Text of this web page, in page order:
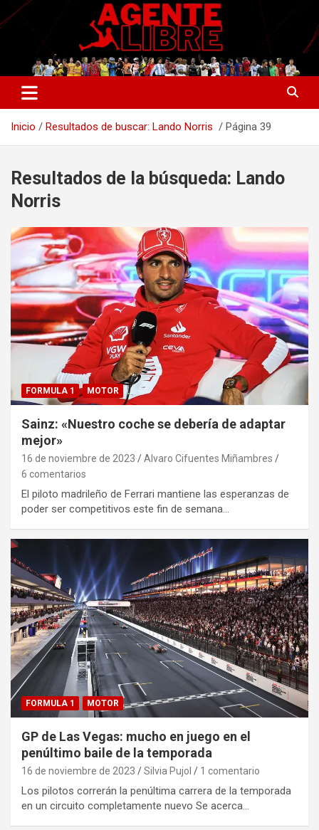
Saltar
al
Agente Libre Digital
La nueva generación del periodismo deportivo.
Inicio Resultados de buscar: Lando Norris Página 39
Resultados de la búsqueda: Lando
Norris
FORMULA 1 MOTOR
Sainz: «Nuestro coche se debería de adaptar
mejor»
16 de noviembre de 2023
Alvaro Cifuentes Miñambres
6 comentarios
El piloto madrileño de Ferrari mantiene las esperanzas de
poder ser competitivos este fin de semana…
FORMULA 1 MOTOR
GP de Las Vegas: mucho en juego en el
penúltimo baile de la temporada
16 de noviembre de 2023 Silvia Pujol 1 comentario
Los pilotos correrán la penúltima carrera de la temporada
en un circuito completamente nuevo Se acerca…